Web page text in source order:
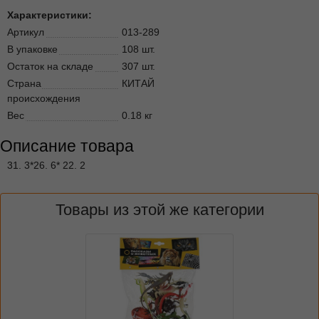
Характеристики:
Артикул
013-289
В упаковке
108 шт.
Остаток на складе
307 шт.
Страна
происхождения
КИТАЙ
Вес 0.18 кг
Описание товара
31. 3*26. 6* 22. 2
Товары из этой же категории